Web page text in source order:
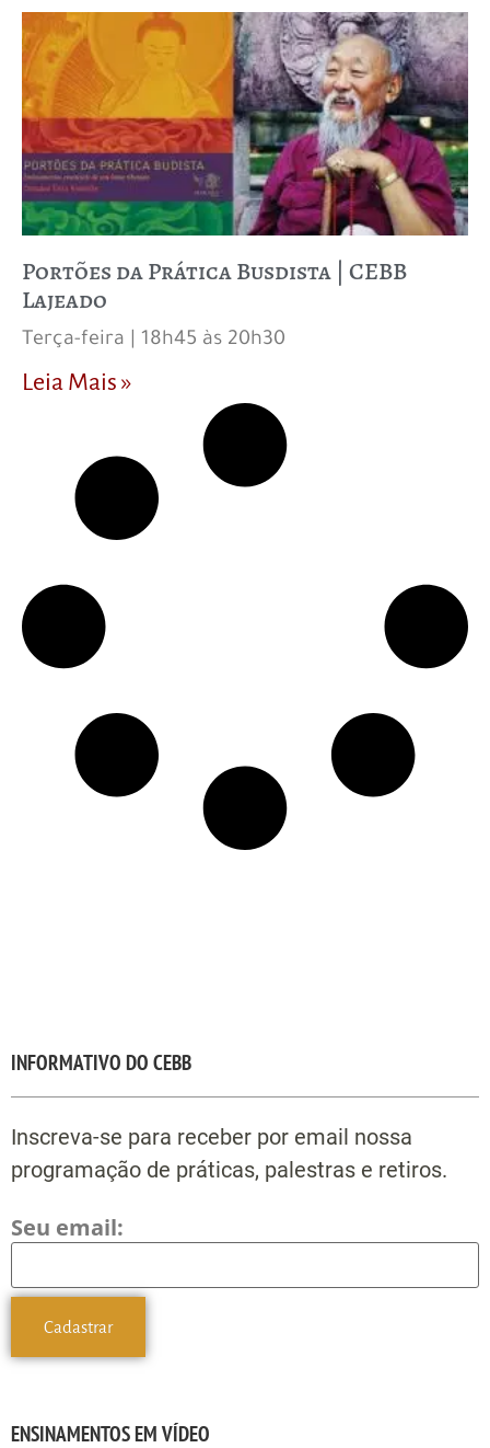
Portões da Prática Busdista | CEBB
Lajeado
Terça-feira | 18h45 às 20h30
Leia Mais »
INFORMATIVO DO CEBB
Inscreva-se para receber por email nossa
programação de práticas, palestras e retiros.
Seu email:
ENSINAMENTOS EM VÍDEO